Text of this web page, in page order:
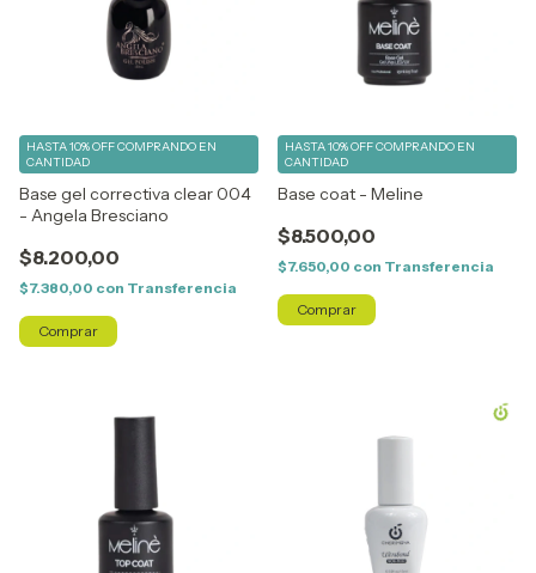
Base gel correctiva clear 004
- Angela Bresciano
$8.200,00
HASTA 10% OFFCOMPRANDO EN
CANTIDAD
$7.380,00 con Transferencia
Base coat - Meline
$8.500,00
HASTA 10% OFFCOMPRANDO EN
CANTIDAD
$7.650,00 con Transferencia